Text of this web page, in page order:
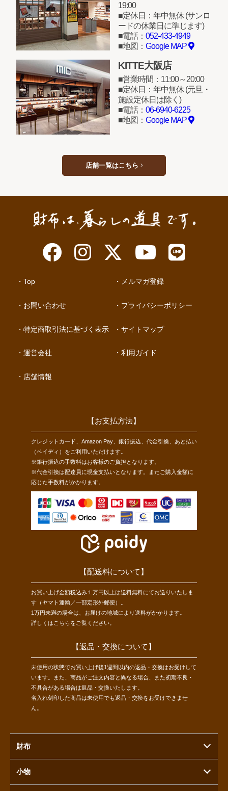
19:00
定休日：年中無休 (サンロ
ードの休業日に準じます)
電話： 052-433-4949
地図： Google MAP
KITTE大阪店
営業時間：11:00～20:00
定休日：年中無休 (元旦・
施設定休日は除く)
電話： 06-6940-6225
地図： Google MAP
店舗一覧はこちら
Top
お問い合わせ
特定商取引法に基づく表示
運営会社
店舗情報
メルマガ登録
プライバシーポリシー
サイトマップ
利用ガイド
【お支払方法】
クレジットカード、Amazon Pay、銀行振込、代金引換、あと払い
（ペイディ）をご利用いただけます。
※銀行振込の手数料はお客様のご負担となります。
※代金引換は配達員に現金支払いとなります。またご購入金額に
応じた手数料がかかります。
【配送料について】
お買い上げ金額税込み１万円以上は送料無料にてお送りいたしま
す（ヤマト運輸／一部定形外郵便）。
1万円未満の場合は、お届けの地域により送料がかかります。
詳しくは こちらをご覧ください。
【返品・交換について】
未使用の状態でお買い上げ後1週間以内の返品・交換はお受けして
います。また、商品がご注文内容と異なる場合、また初期不良・
不具合がある場合は返品・交換いたします。
名入れ刻印した商品は未使用でも返品・交換をお受けできませ
ん。
財布
小物